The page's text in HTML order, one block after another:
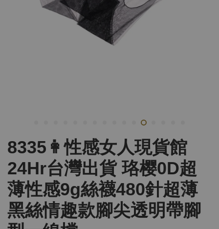
8335👩性感女人現貨館
24Hr台灣出貨 珞樱0D超
薄性感9g絲襪480針超薄
黑絲情趣款腳尖透明帶腳